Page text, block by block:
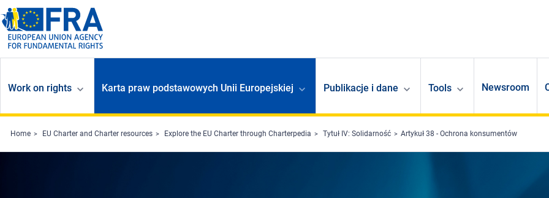
Skip to main content
Work on rights Karta praw podstawowych Unii Europejskiej Publikacje i dane Tools Newsroom
Home EU Charter and Charter resources Explore the EU Charter through Charterpedia Tytuł IV: Solidarność Artykuł 38 - Ochrona konsumentów